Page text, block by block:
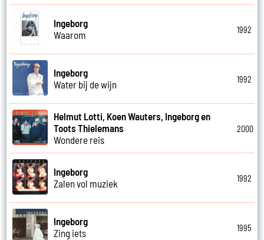
Ingeborg
Waarom
1992
Ingeborg
Water bij de wijn
1992
Helmut Lotti, Koen Wauters, Ingeborg en
Toots Thielemans
Wondere reis
2000
Ingeborg
Zalen vol muziek
1992
Ingeborg
Zing iets
1995